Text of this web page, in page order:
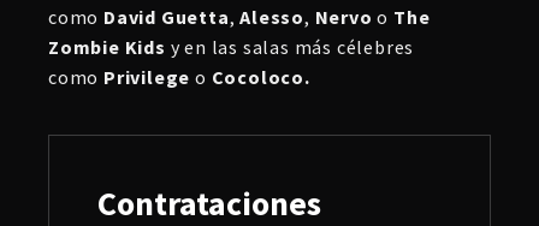
como David Guetta,Alesso, Nervo o The
Zombie Kids y en las salas más célebres
como Privilegeo Cocoloco.
Contrataciones